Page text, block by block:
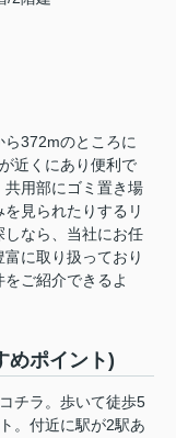
372mのところに
近くにあり便利で
用部にゴミ置き場
見られたりするリ
しなら、当社にお任
に取り扱っており
ご紹介できるよ
めポイント)
チラ。歩いて徒歩5
。付近に駅が2駅あ